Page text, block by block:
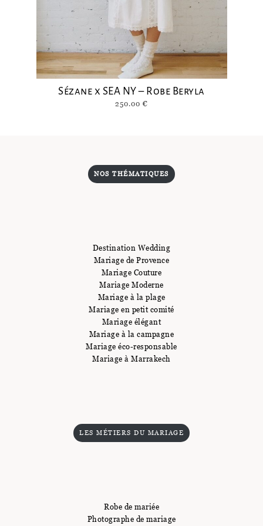
Sézane x SEA NY – Robe Beryla
250.00 €
NOS THÉMATIQUES
Destination Wedding
Mariage de Provence
Mariage Couture
Mariage Moderne
Mariage à la plage
Mariage en petit comité
Mariage élégant
Mariage à la campagne
Mariage éco-responsable
Mariage à Marrakech
LES MÉTIERS DU MARIAGE
Robe de mariée
Photographe de mariage